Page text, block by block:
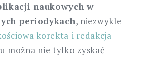
naukowych w
periodykach, niezwykle
korekta i redakcja
można nie tylko zyskać